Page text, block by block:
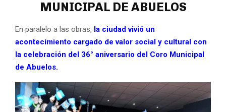
MUNICIPAL DE ABUELOS
En paralelo a las obras, la ciudad vivió un
acontecimiento cargado de valor social y cultural con
la celebración del 36° aniversario del Coro Municipal
de Abuelos.